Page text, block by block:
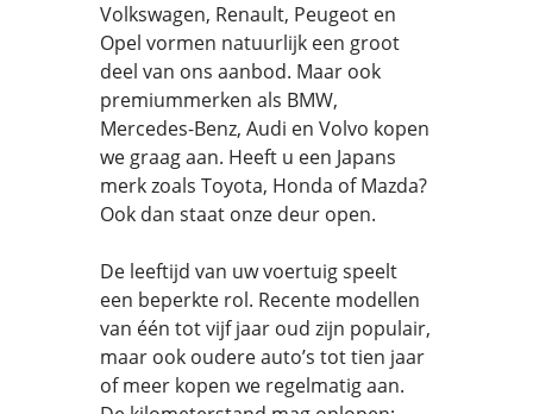
Volkswagen, Renault, Peugeot en
Opel vormen natuurlijk een groot
deel van ons aanbod. Maar ook
premiummerken als BMW,
Mercedes-Benz, Audi en Volvo kopen
we graag aan. Heeft u een Japans
merk zoals Toyota, Honda of Mazda?
Ook dan staat onze deur open.
De leeftijd van uw voertuig speelt
een beperkte rol. Recente modellen
van één tot vijf jaar oud zijn populair,
maar ook oudere auto’s tot tien jaar
of meer kopen we regelmatig aan.